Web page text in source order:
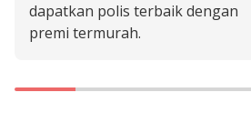
dapatkan polis terbaik dengan
premi termurah.